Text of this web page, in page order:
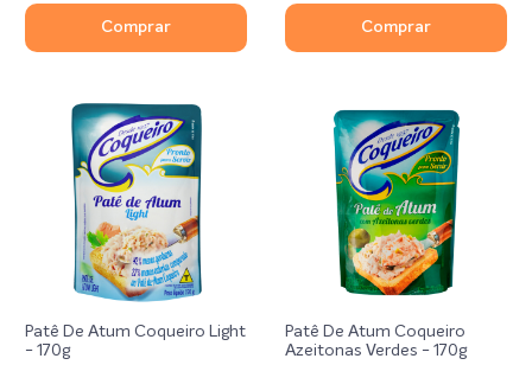
Comprar Comprar
Patê De Atum Coqueiro Light
- 170g
Patê De Atum Coqueiro
Azeitonas Verdes - 170g